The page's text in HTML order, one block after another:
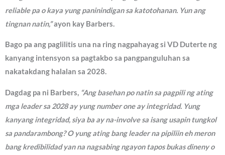
reliable pa o kaya yung paninindigan sa katotohanan. Yun ang
tingnan natin,”ayon kay Barbers.
Bago pa ang paglilitis una na ring nagpahayag si VD Duterte ng
kanyang intensyon sa pagtakbo sa pangpanguluhan sa
nakatakdang halalan sa 2028.
Dagdag pa ni Barbers, “Ang basehan po natin sa pagpili ng ating
mga leader sa 2028 ay yung number one ay integridad. Yung
kanyang integridad, siya ba ay na-involve sa isang usapin tungkol
sa pandarambong? O yung ating bang leader na pipiliin eh meron
bang kredibilidad yan na nagsabing ngayon tapos bukas dineny o